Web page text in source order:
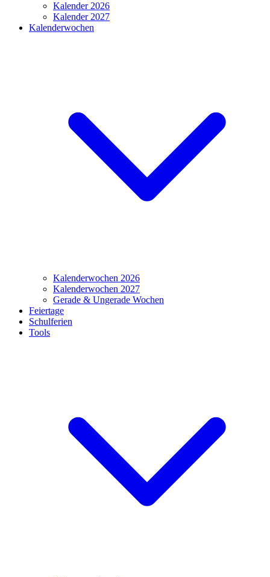
Kalender 2026
Kalender 2027
Kalenderwochen
Kalenderwochen 2026
Kalenderwochen 2027
Gerade & Ungerade Wochen
Feiertage
Schulferien
Tools